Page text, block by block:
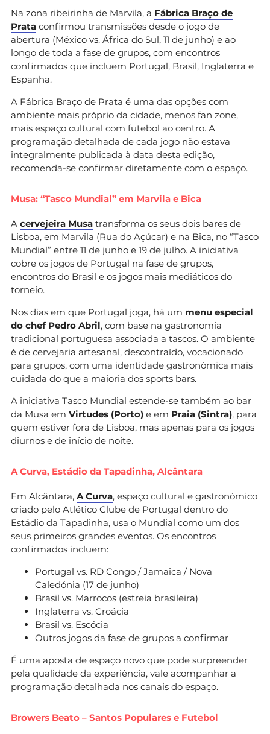
Na zona ribeirinha de Marvila, a Fábrica Braço de
Prata confirmou transmissões desde o jogo de
abertura (México vs. África do Sul, 11 de junho) e ao
longo de toda a fase de grupos, com encontros
confirmados que incluem Portugal, Brasil, Inglaterra e
Espanha.
A Fábrica Braço de Prata é uma das opções com
ambiente mais próprio da cidade, menos fan zone,
mais espaço cultural com futebol ao centro. A
programação detalhada de cada jogo não estava
integralmente publicada à data desta edição,
recomenda-se confirmar diretamente com o espaço.
Musa: “Tasco Mundial” em Marvila e Bica
A cervejeira Musa transforma os seus dois bares de
Lisboa, em Marvila (Rua do Açúcar) e na Bica, no “Tasco
Mundial” entre 11 de junho e 19 de julho. A iniciativa
cobre os jogos de Portugal na fase de grupos,
encontros do Brasil e os jogos mais mediáticos do
torneio.
Nos dias em que Portugal joga, há um menu especial
do chef Pedro Abril, com base na gastronomia
tradicional portuguesa associada a tascos. O ambiente
é de cervejaria artesanal, descontraído, vocacionado
para grupos, com uma identidade gastronómica mais
cuidada do que a maioria dos sports bars.
A iniciativa Tasco Mundial estende-se também ao bar
da Musa em Virtudes (Porto) e em Praia (Sintra), para
quem estiver fora de Lisboa, mas apenas para os jogos
diurnos e de início de noite.
A Curva, Estádio da Tapadinha, Alcântara
Em Alcântara, A Curva, espaço cultural e gastronómico
criado pelo Atlético Clube de Portugal dentro do
Estádio da Tapadinha, usa o Mundial como um dos
seus primeiros grandes eventos. Os encontros
confirmados incluem:
Portugal vs. RD Congo / Jamaica / Nova
Caledónia (17 de junho)
Brasil vs. Marrocos (estreia brasileira)
Inglaterra vs. Croácia
Brasil vs. Escócia
Outros jogos da fase de grupos a confirmar
É uma aposta de espaço novo que pode surpreender
pela qualidade da experiência, vale acompanhar a
programação detalhada nos canais do espaço.
Browers Beato – Santos Populares e Futebol